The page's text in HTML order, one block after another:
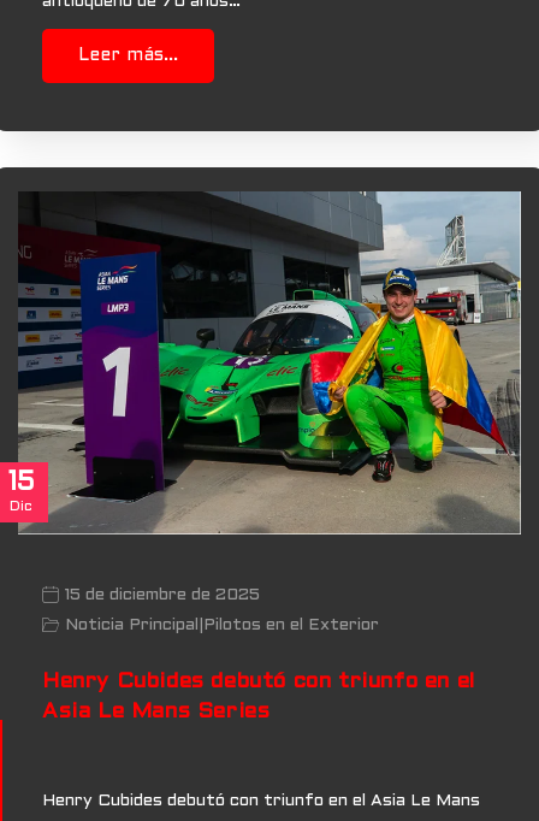
Leer más...
15
Dic
15 de diciembre de 2025
Noticia Principal
Pilotos en el Exterior
Henry Cubides debutó con triunfo en el
Asia Le Mans Series
Henry Cubides debutó con triunfo en el Asia Le Mans